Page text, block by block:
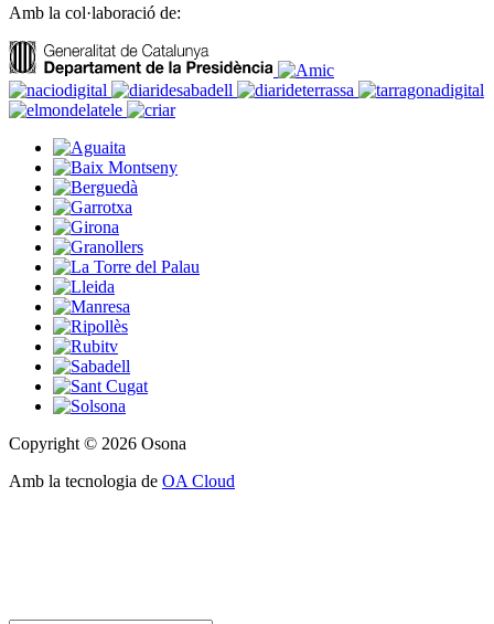
Amb la col·laboració de:
Copyright © 2026 Osona
Amb la tecnologia de OA Cloud